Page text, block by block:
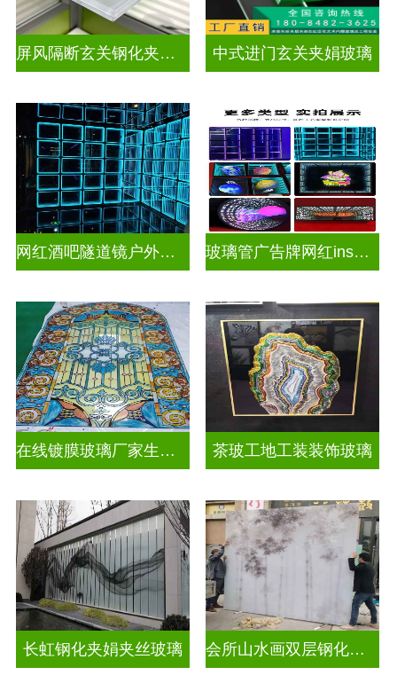
屏风隔断玄关钢化夹胶艺术玻璃 中式进门玄关夹娟玻璃
网红酒吧隧道镜户外门头招牌深渊镜千层镜 玻璃管广告牌网红ins灯带造型装饰千层镜深渊镜
在线镀膜玻璃厂家生产安装 茶玻工地工装装饰玻璃
长虹钢化夹娟夹丝玻璃 会所山水画双层钢化夹胶